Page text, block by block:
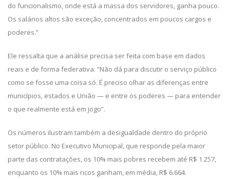
do funcionalismo, onde está a massa dos servidores, ganha pouco.
Os salários altos são exceção, concentrados em poucos cargos e
poderes.”
Ele ressalta que a análise precisa ser feita com base em dados
reais e de forma federativa. “Não dá para discutir o serviço público
como se fosse uma coisa só. É preciso olhar as diferenças entre
municípios, estados e União — e entre os poderes — para entender
o que realmente está em jogo”.
Os números ilustram também a desigualdade dentro do próprio
setor público. No Executivo Municipal, que responde pela maior
parte das contratações, os 10% mais pobres recebem até R$ 1.257,
enquanto os 10% mais ricos ganham, em média, R$ 6.664.